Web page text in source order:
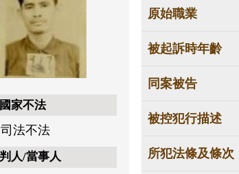
家不法
法不法
人/當事人
原始職業
被起訴時年齡
同案被告
被控犯行描述
所犯法條及條次